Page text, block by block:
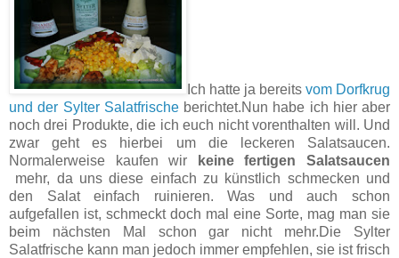
Ich hatte ja bereits vom Dorfkrug
und der Sylter Salatfrischeberichtet.Nun habe ich hier aber
noch drei Produkte, die ich euch nicht vorenthalten will. Und
zwar geht es hierbei um die leckeren ­Salatsaucen.
Normalerweise kaufen wir
keine fertigen ­Salatsaucen
mehr, da uns diese einfach zu künstlich schmecken und
den Salat einfach ruinieren. Was und auch schon
aufgefallen ist, schmeckt doch mal eine Sorte, mag man sie
beim nächsten Mal schon gar nicht mehr.Die Sylter
Salatfrische kann man jedoch immer empfehlen, sie ist frisch